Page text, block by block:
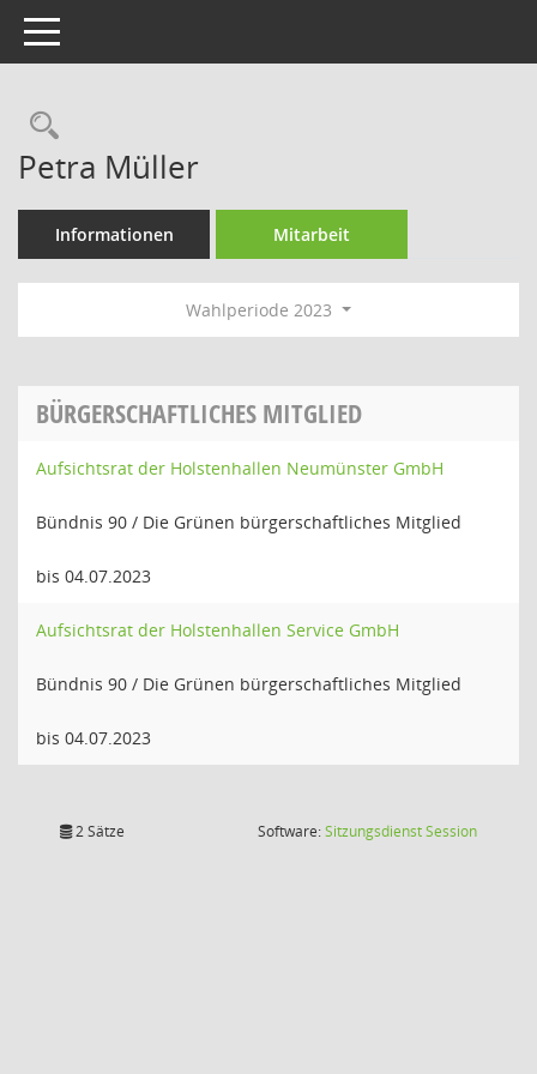
Toggle navigation
Rechercheauswahl
Petra Müller
Informationen Mitarbeit
Wahlperiode 2023
BÜRGERSCHAFTLICHES MITGLIED
Aufsichtsrat der Holstenhallen Neumünster GmbH
Bündnis 90 / Die Grünen bürgerschaftliches Mitglied
bis 04.07.2023
Aufsichtsrat der Holstenhallen Service GmbH
Bündnis 90 / Die Grünen bürgerschaftliches Mitglied
bis 04.07.2023
2 Sätze Software:SitzungsdienstSession(Wird in